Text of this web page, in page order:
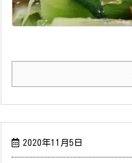
2020年11月5日